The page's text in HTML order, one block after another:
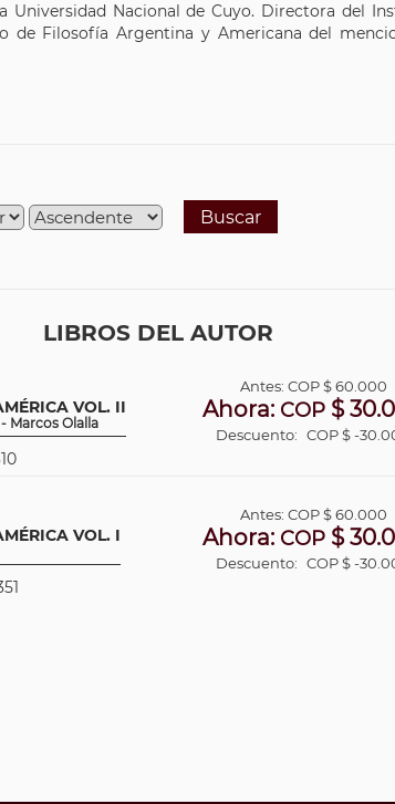
Universidad Nacional de Cuyo. Directora del
Filosofía Argentina y Americana del
Buscar
LIBROS DEL AUTOR
VOL. II
Marcos Olalla
Antes: COP$ 60.000
Ahora: COP $
Descuento: COP $ -
VOL. I
Antes: COP$ 60.000
Ahora: COP $
Descuento: COP $ -